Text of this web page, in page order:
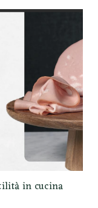
in cucina